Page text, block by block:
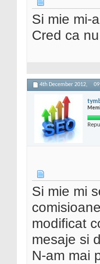
Si mie mi-
Cred ca
4th December 2012,
Si mie mi
modificat
mesaje si
N-am mai